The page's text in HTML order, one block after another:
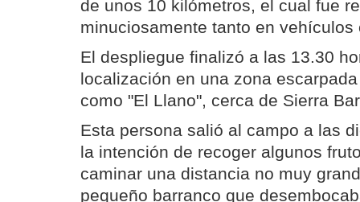
de unos 10 kilómetros, el cual fue
minuciosamente tanto en vehículos
El despliegue finalizó a las 13.30
localización en una zona
como "El Llano", cerca de Sierra
Esta persona salió al campo a las
la intención de recoger algunos
caminar una distancia no muy
pequeño barranco que